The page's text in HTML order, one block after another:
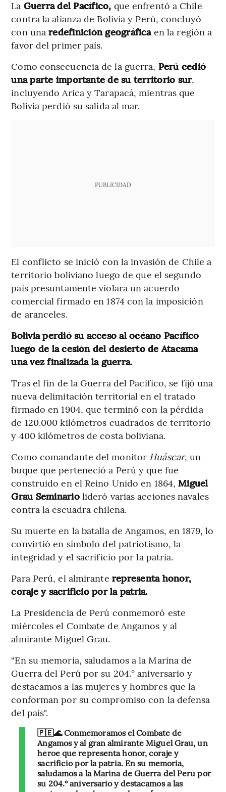
La Guerra del Pacífico, que enfrentó a Chile
contra la alianza de Bolivia y Perú, concluyó
con unaredefinición geográficaen la región a
favor del primer país.
Como consecuencia de la guerra, Perú cedió
una parte importante de su territorio sur,
incluyendo Arica y Tarapacá, mientras que
Bolivia perdió su salida al mar.
PUBLICIDAD
El conflicto se inició con la invasión de Chile a
territorio boliviano luego de que el segundo
país presuntamente violara un acuerdo
comercial firmado en 1874 con la imposición
de aranceles.
Bolivia perdió su acceso al océano Pacífico
luego de la cesión del desierto de Atacama
una vez finalizada la guerra.
Tras el fin de la Guerra del Pacífico, se fijó una
nueva delimitación territorial en el tratado
firmado en 1904, que terminó con la pérdida
de 120.000 kilómetros cuadrados de territorio
y 400 kilómetros de costa boliviana.
Como comandante del monitor Huáscar, un
buque que perteneció a Perú y que fue
construido en el Reino Unido en 1864,Miguel
Grau Seminariolideró varias acciones navales
contra la escuadra chilena.
Su muerte en la batalla de Angamos, en 1879, lo
convirtió en símbolo del patriotismo, la
integridad y el sacrificio por la patria.
Para Perú, el almirante representa honor,
coraje y sacrificio por la patria.
La Presidencia de Perú conmemoró este
miércoles el Combate de Angamos y al
almirante Miguel Grau.
“En su memoria, saludamos a la Marina de
Guerra del Perú por su 204.° aniversario y
destacamos a las mujeres y hombres que la
conforman por su compromiso con la defensa
del país".
🇵🇪🌊 Conmemoramos el Combate de
Angamos y al gran almirante Miguel Grau, un
héroe que representa honor, coraje y
sacrificio por la patria. En su memoria,
saludamos a la Marina de Guerra del Perú por
su 204.° aniversario y destacamos a las